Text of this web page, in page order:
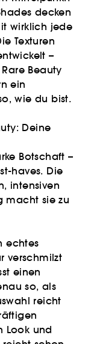
decken
wirklich jede
Texturen
–
Beauty
ein
wie du bist.
Deine
Botschaft –
haves. Die
intensiven
macht sie zu
echtes
verschmilzt
einen
so, als
reicht
Look und